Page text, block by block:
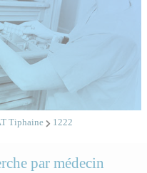
Tiphaine 1222
par médecin